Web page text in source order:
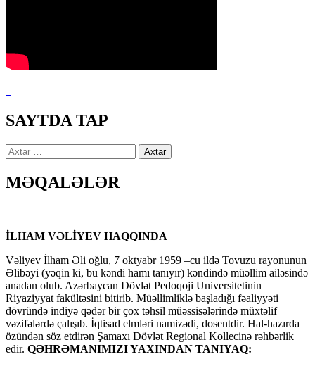
SAYTDA TAP
Axtarış:
MƏQALƏLƏR
İLHAM VƏLİYEV HAQQINDA
Vəliyev İlham Əli oğlu, 7 oktyabr 1959 –cu ildə Tovuzu rayonunun
Əlibəyi (yəqin ki, bu kəndi hamı tanıyır) kəndində müəllim ailəsində
anadan olub. Azərbaycan Dövlət Pedoqoji Universitetinin
Riyaziyyat fakültəsini bitirib. Müəllimliklə başladığı fəaliyyəti
dövründə indiyə qədər bir çox təhsil müəssisələrində müxtəlif
vəzifələrdə çalışıb. İqtisad elmləri namizədi, dosentdir. Hal-hazırda
özündən söz etdirən Şamaxı Dövlət Regional Kollecinə rəhbərlik
edir. QƏHRƏMANIMIZI YAXINDAN TANIYAQ: